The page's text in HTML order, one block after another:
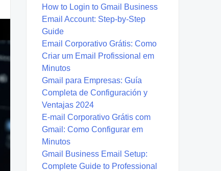
How to Login to Gmail Business
Email Account: Step-by-Step
Guide
Email Corporativo Grátis: Como
Criar um Email Profissional em
Minutos
Gmail para Empresas: Guía
Completa de Configuración y
Ventajas 2024
E-mail Corporativo Grátis com
Gmail: Como Configurar em
Minutos
Gmail Business Email Setup:
Complete Guide to Professional